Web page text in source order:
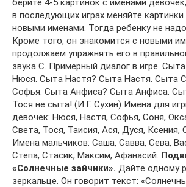
в последующих играх меняйте
новыми именами. Тогда ребенку не
Кроме того, он знакомится с новыми
продолжаем упражнять его в
звука С. Примерный диалог в игре.
Нюся. Сыта Настя? Сыта Настя. Сыта
Софья. Сыта Анфиса? Сыта Анфиса.
Тося не сыта! (И.Г. Сухин) Имена для
девочек: Нюся, Настя, Софья, Соня,
Света, Тося, Таисия, Ася, Дуся, Ксения,
Имена мальчиков: Саша, Савва, Сева,
Степа, Стасик, Максим, Афанасий.
«Солнечные зайчики». Дайте одному
зеркальце. Он говорит текст: